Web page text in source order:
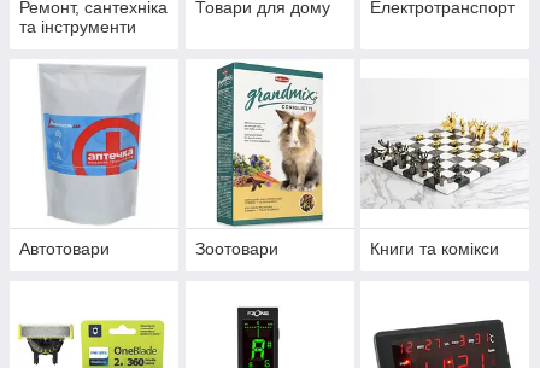
Ремонт, сантехніка
та інструменти
Товари для дому Електротранспорт
Автотовари Зоотовари Книги та комікси